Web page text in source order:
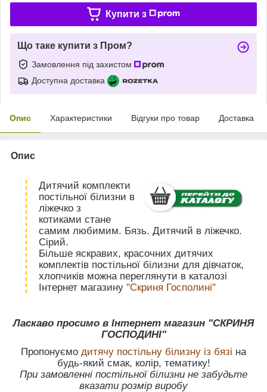
Купити з
Що таке купити з Пром?
Замовлення під захистом
Доступна доставка
Опис Характеристики Відгуки про товар Доставка
Опис
Дитячий комплекти
постільної білизни в
ліжечко з
котиками стане
самим любимим. Бязь. Дитячий в ліжечко.
Сірий.
Більше яскравих, красочних дитячих
комплектів постільної білизни для дівчаток,
хлопчиків можна переглянути в каталозі
Інтернет магазину "Скриня Госполині"
Ласкаво просимо в Інтернет магазин "СКРИНЯ
ГОСПОДИНІ"
Пропонуємо дитячу постільну білизну із бязі на
будь-який смак, колір, тематику!
При замовленні постільної білизни не забудьте
вказати розмір виробу